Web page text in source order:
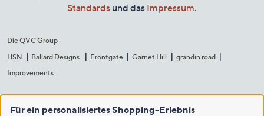
Standards und das Impressum.
Die QVC Group
HSN
Ballard Designs Frontgate Garnet Hill
grandin road
Improvements
Für ein personalisiertes Shopping-Erlebnis